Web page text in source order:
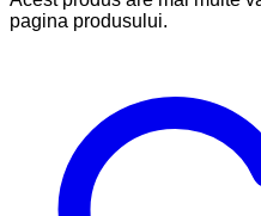
pagina produsului.